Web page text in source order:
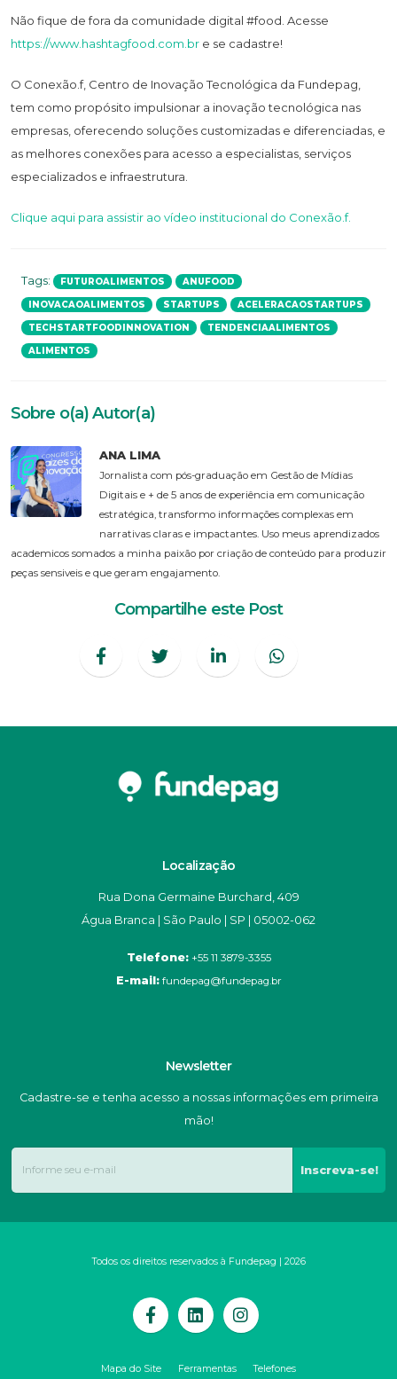
Não fique de fora da comunidade digital #food. Acesse
https://www.hashtagfood.com.br e se cadastre!
O Conexão.f, Centro de Inovação Tecnológica da Fundepag,
tem como propósito impulsionar a inovação tecnológica nas
empresas, oferecendo soluções customizadas e diferenciadas, e
as melhores conexões para acesso a especialistas, serviços
especializados e infraestrutura.
Clique aqui para assistir ao vídeo institucional do Conexão.f.
Tags: FUTUROALIMENTOS ANUFOOD
INOVACAOALIMENTOS STARTUPS ACELERACAOSTARTUPS
TECHSTARTFOODINNOVATION TENDENCIAALIMENTOS
ALIMENTOS
Sobre o(a) Autor(a)
ANA LIMA
Jornalista com pós-graduação em Gestão de Mídias
Digitais e + de 5 anos de experiência em comunicação
estratégica, transformo informações complexas em
narrativas claras e impactantes. Uso meus aprendizados
academicos somados a minha paixão por criação de conteúdo para produzir
peças sensiveis e que geram engajamento.
Compartilhe este Post
Localização
Rua Dona Germaine Burchard, 409
Água Branca | São Paulo | SP | 05002-062
Telefone:+55 11 3879-3355
E-mail:fundepag@fundepag.br
Newsletter
Cadastre-se e tenha acesso a nossas informações em primeira
mão!
Inscreva-se!
Todos os direitos reservados à Fundepag | 2026
Mapa do Site Ferramentas Telefones